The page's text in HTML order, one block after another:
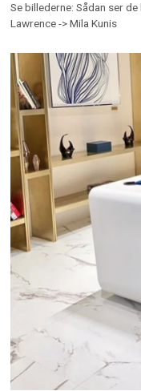
Se billederne: Sådan ser
Lawrence -> Mila Kunis